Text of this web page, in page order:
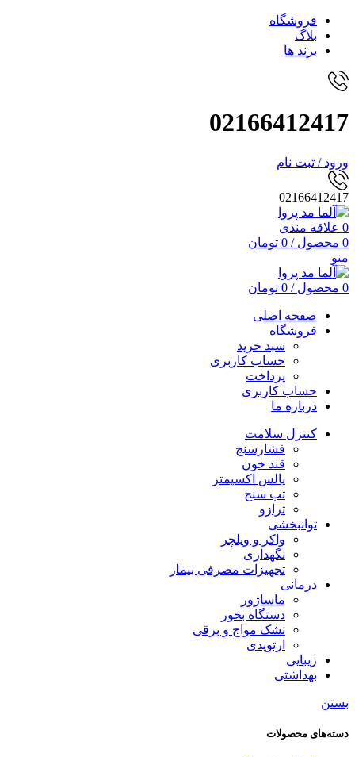
فروشگاه
بلاگ
برند ها
02166412417
ورود / ثبت نام
02166412417
0 علاقه مندی
0 محصول /
0 تومان
منو
0 محصول /
0 تومان
صفحه اصلی
فروشگاه
سبد خرید
حساب کاربری
پرداخت
حساب کاربری
درباره ما
کنترل سلامت
فشارسنج
قند خون
پالس اکسیمتر
تب سنج
ترازو
توانبخشی
واکر و ویلچر
نگهداری
تجهیزات مصرفی بیمار
درمانی
ماساژور
دستگاه بخور
تشک مواج و برقی
ارتوپدی
زیبایی
بهداشتی
بستن
دسته‌های محصولات